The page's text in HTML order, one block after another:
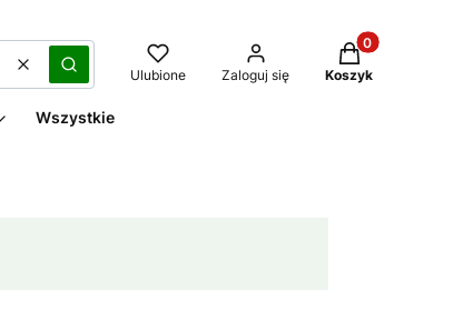
WyczyśćSzukaj Ulubione Zaloguj się
Produkty w
Koszyk
Wszystkie